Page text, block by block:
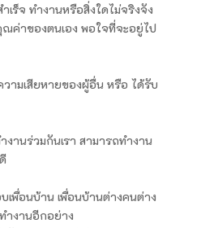
เร็จ ทำงานหรือสิ่งใดไม่จริงจัง
ค่าของตนเอง พอใจที่จะอยู่ไป
ามเสียหายของผู้อื่น หรือ ได้รับ
านร่วมกันเรา สามารถทำงาน
พื่อนบ้าน เพื่อนบ้านต่างคนต่าง
ำงานอีกอย่าง